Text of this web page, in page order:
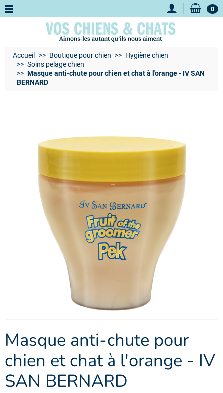
0
Accueil Boutique pour chien
Hygiène chien
Soins pelage chien
Masque anti-chute pour chien et chat à l'orange - IV SAN
BERNARD
Masque anti-chute pour
chien et chat à l'orange - IV
SAN BERNARD